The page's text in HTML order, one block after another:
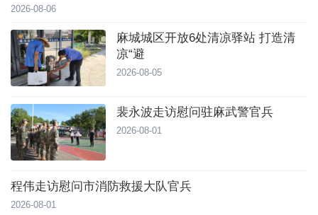
2026-08-06
麻城城区开放6处清凉驿站 打造清
凉“避
2026-08-05
裴永波走访慰问驻麻武警官兵
2026-08-01
程伟走访慰问市消防救援大队官兵
2026-08-01